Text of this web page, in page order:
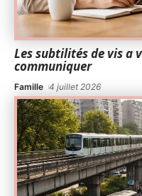
Les subtilités de vis a
communiquer
Famille 4 juillet 2026